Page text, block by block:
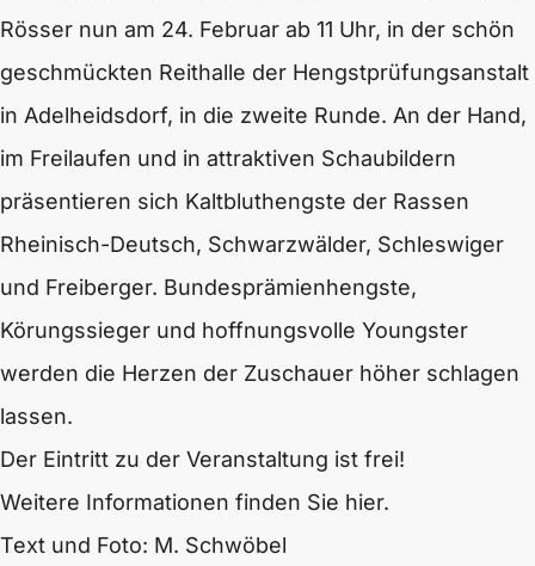
Rösser nun am 24. Februar ab 11 Uhr, in der schön
geschmückten Reithalle der Hengstprüfungsanstalt
in Adelheidsdorf, in die zweite Runde. An der Hand,
im Freilaufen und in attraktiven Schaubildern
präsentieren sich Kaltbluthengste der Rassen
Rheinisch-Deutsch, Schwarzwälder, Schleswiger
und Freiberger. Bundesprämienhengste,
Körungssieger und hoffnungsvolle Youngster
werden die Herzen der Zuschauer höher schlagen
lassen.
Der Eintritt zu der Veranstaltung ist frei!
Weitere Informationen finden Sie hier.
Text und Foto: M. Schwöbel